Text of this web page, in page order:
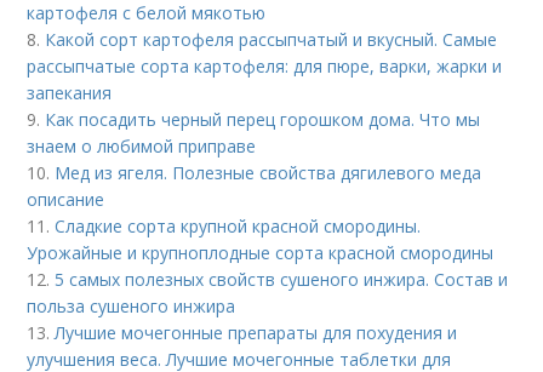
картофеля с белой мякотью
8. Какой сорт картофеля рассыпчатый и вкусный. Самые
рассыпчатые сорта картофеля: для пюре, варки, жарки и
запекания
9. Как посадить черный перец горошком дома. Что мы
знаем о любимой приправе
10. Мед из ягеля. Полезные свойства дягилевого меда
описание
11.Сладкие сорта крупной красной смородины.
Урожайные и крупноплодные сорта красной смородины
12. 5 самых полезных свойств сушеного инжира. Состав и
польза сушеного инжира
13.Лучшие мочегонные препараты для похудения и
улучшения веса. Лучшие мочегонные таблетки для